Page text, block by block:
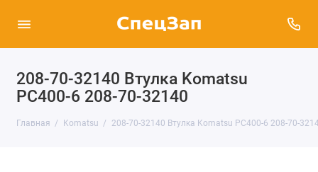
208-70-32140 Втулка Komatsu
PC400-6 208-70-32140
Главная Komatsu 208-70-32140 Втулка Komatsu PC400-6 208-70-